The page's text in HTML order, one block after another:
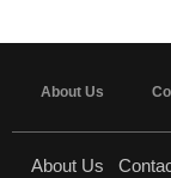
About Us
About Us